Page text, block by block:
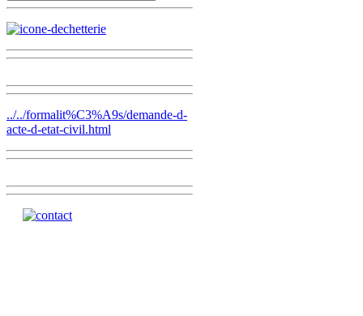
../../formalit%C3%A9s/demande-d-
acte-d-etat-civil.html